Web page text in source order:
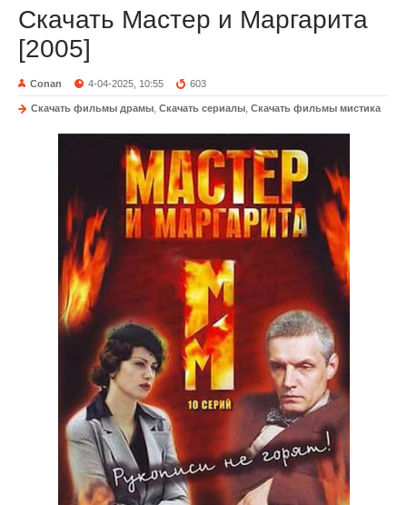
Скачать Мастер и Маргарита
[2005]
Conan 4-04-2025, 10:55 603
Скачать фильмы драмы Скачать сериалы Скачать фильмы мистика